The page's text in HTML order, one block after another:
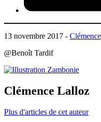
13 novembre 2017 -
@Benoît Tardif
Clémence Lalloz
Plus d'articles de cet auteur